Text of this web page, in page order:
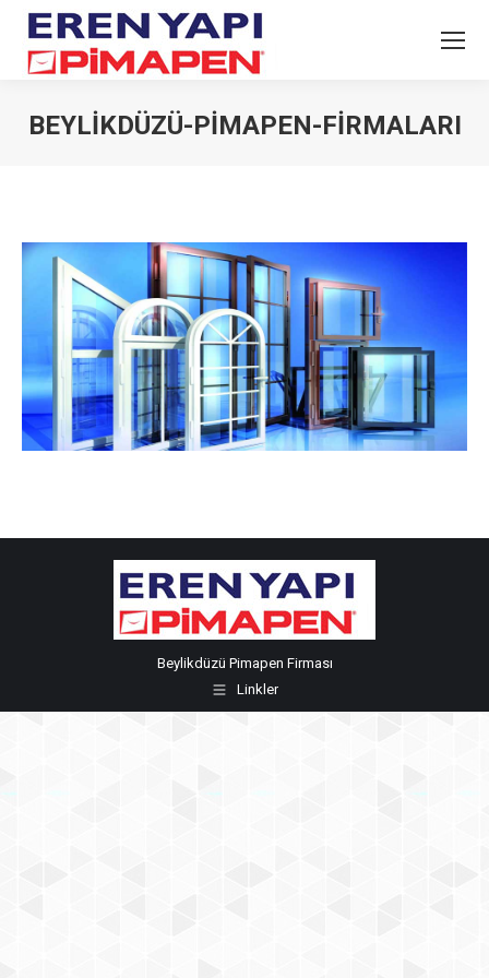
BEYLIKDÜZÜ-PIMAPEN-FIRMALARI
Beylikdüzü Pimapen Firması
Linkler